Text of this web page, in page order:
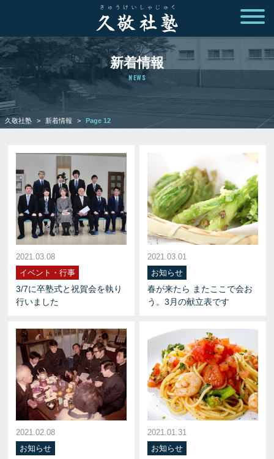
新着情報
NEWS
久敬社塾 > 新着情報 > Page 12
イベント・行事
2021.03.08
3/7に卒塾式と祝賀会を執り
行いました
お知らせ
2021.03.01
春が来たら またここで会お
う。3月の献立表です
お知らせ
2021.02.08
お知らせ
2021.01.31